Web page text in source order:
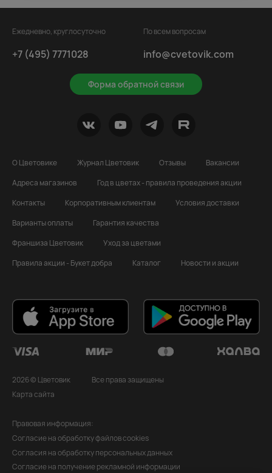
Ежедневно, круглосуточно
+7 (495) 7771028
Форма обратной связи
По всем вопросам
info@cvetovik.com
О Цветовике Журнал Цветовик Отзывы
Вакансии
Адреса магазинов
Год в цветах - правила проведения акции
Контакты
Корпоративным клиентам
Условия доставки
Варианты оплаты
Гарантия качества
Франшиза Цветовик
Уход за цветами
Правила акции - Букет добра
Каталог Новости и акции
2026 © Цветовик
Все права защищены
Карта сайта
Правовая информация:
Согласие на обработку файлов cookies
Согласия на обработку персональных данных
Согласие на получение рекламной информации